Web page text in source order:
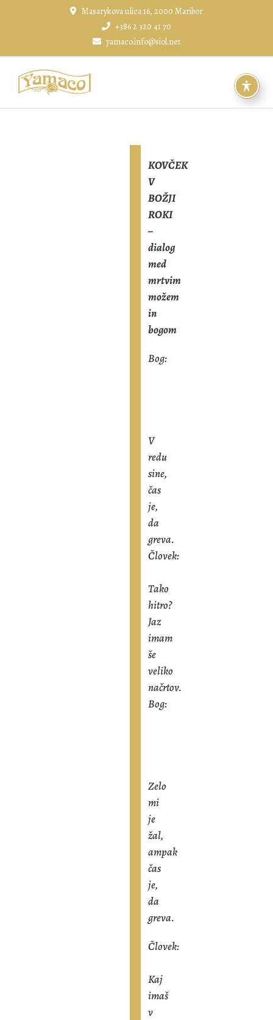
Masarykova ulica 16, 2000 Maribor
+386 2 320 41 70
yamaco.info@siol.net
KOVČEK
V
BOŽJI
ROKI
–
dialog
med
mrtvim
možem
in
bogom
Bog:
V
redu
sine,
čas
je,
da
greva.
Človek:
Tako
hitro?
Jaz
imam
še
veliko
načrtov.
Bog:
Zelo
mi
je
žal,
ampak
čas
je,
da
greva.
Človek:
Kaj
imaš
v